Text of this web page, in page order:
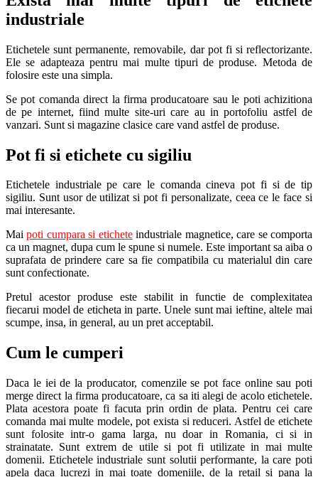
industriale
Etichetele sunt permanente, removabile, dar pot fi si reflectorizante.
Ele se adapteaza pentru mai multe tipuri de produse. Metoda de
folosire este una simpla.
Se pot comanda direct la firma producatoare sau le poti achizitiona
de pe internet, fiind multe site-uri care au in portofoliu astfel de
vanzari. Sunt si magazine clasice care vand astfel de produse.
Pot fi si etichete cu sigiliu
Etichetele industriale pe care le comanda cineva pot fi si de tip
sigiliu. Sunt usor de utilizat si pot fi personalizate, ceea ce le face si
mai interesante.
Maipoti cumpara si eticheteindustriale magnetice, care se comporta
ca un magnet, dupa cum le spune si numele. Este important sa aiba o
suprafata de prindere care sa fie compatibila cu materialul din care
sunt confectionate.
Pretul acestor produse este stabilit in functie de complexitatea
fiecarui model de eticheta in parte. Unele sunt mai ieftine, altele mai
scumpe, insa, in general, au un pret acceptabil.
Cum le cumperi
Daca le iei de la producator, comenzile se pot face online sau poti
merge direct la firma producatoare, ca sa iti alegi de acolo etichetele.
Plata acestora poate fi facuta prin ordin de plata. Pentru cei care
comanda mai multe modele, pot exista si reduceri. Astfel de etichete
sunt folosite intr-o gama larga, nu doar in Romania, ci si in
strainatate. Sunt extrem de utile si pot fi utilizate in mai multe
domenii. Etichetele industriale sunt solutii performante, la care poti
apela daca lucrezi in mai toate domeniile, de la retail si pana la